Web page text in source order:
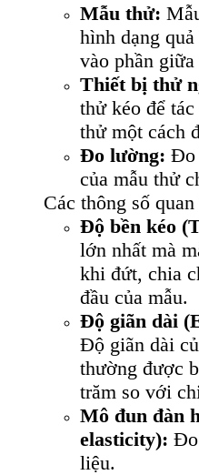
Mẫu thử:
hình dạng
vào phần giữa
Thiết bị thử
thử kéo để
thử một cách
Đo lường: Đo
của mẫu thử
Các thông số
Độ bền kéo
lớn nhất mà
khi đứt, chia
đầu của mẫu.
Độ giãn dài
Độ giãn dài
thường được
trăm so với
Mô đun đàn
elasticity): Đo
liệu.